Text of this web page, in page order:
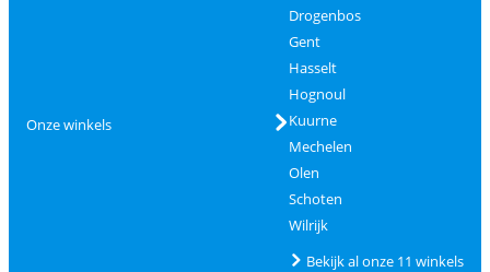
Onze winkels
Drogenbos
Gent
Hasselt
Hognoul
Kuurne
Mechelen
Olen
Schoten
Wilrijk
Bekijk al onze 11 winkels